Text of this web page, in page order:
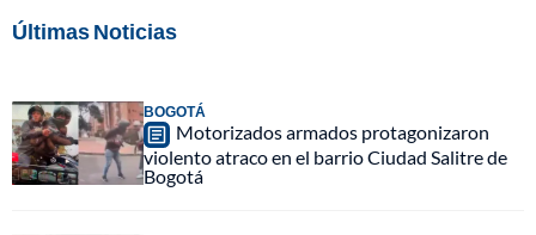
Últimas Noticias
BOGOTÁ
Motorizados armados protagonizaron
violento atraco en el barrio Ciudad Salitre de
Bogotá